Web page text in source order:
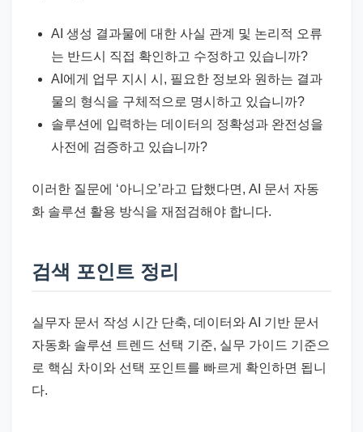
AI 생성 결과물에 대한 사실 관계 및 논리적 오류
는 반드시 직접 확인하고 수정하고 있습니까?
AI에게 업무 지시 시, 필요한 정보와 원하는 결과
물의 형식을 구체적으로 명시하고 있습니까?
솔루션에 입력하는 데이터의 정확성과 완전성을
사전에 검증하고 있습니까?
이러한 질문에 ‘아니오’라고 답했다면, AI 문서 자동
화 솔루션 활용 방식을 재점검해야 합니다.
검색 포인트 정리
실무자 문서 작성 시간 단축, 데이터와 AI 기반 문서
자동화 솔루션 트렌드 선택 기준, 실무 가이드 기준으
로 핵심 차이와 선택 포인트를 빠르게 확인하면 됩니
다.